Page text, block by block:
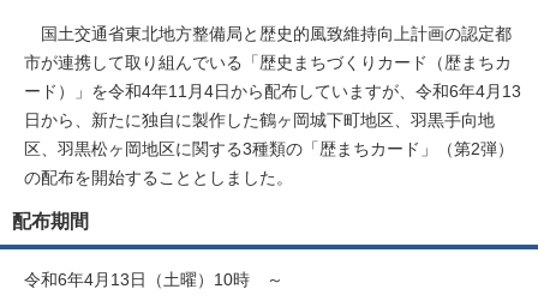
国土交通省東北地方整備局と歴史的風致維持向上計画の認定都
市が連携して取り組んでいる「歴史まちづくりカード（歴まちカ
ード）」を令和4年11月4日から配布していますが、令和6年4月13
日から、新たに独自に製作した鶴ヶ岡城下町地区、羽黒手向地
区、羽黒松ヶ岡地区に関する3種類の「歴まちカード」（第2弾）
の配布を開始することとしました。
配布期間
令和6年4月13日（土曜）10時 ～